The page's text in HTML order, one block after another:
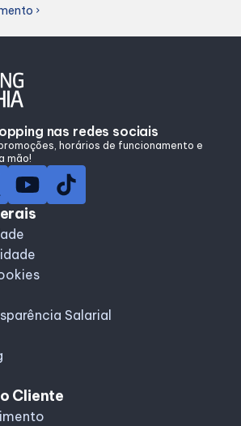
chevron_right
nas redes sociais
horários de funcionamento e
mão!
Salarial
Cliente